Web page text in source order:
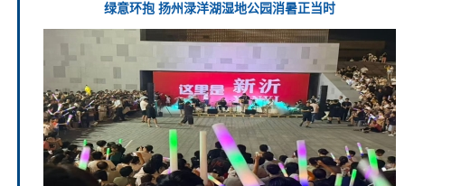
绿意环抱 扬州渌洋湖湿地公园消暑正当时